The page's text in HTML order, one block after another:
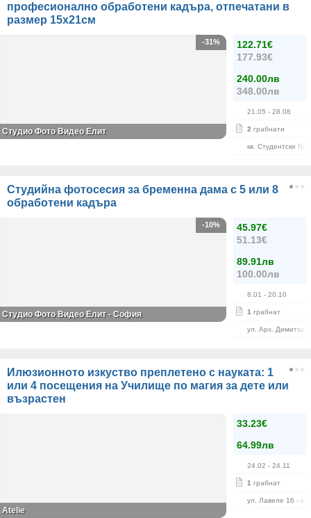
професионално обработени кадъра, отпечатани в
размер 15х21см
122.71€
177.93€
240.00лв
348.00лв
21.05 - 28.08
2 грабнати
кв. Студентски
-31%
Студио Фото Видео Елит
Студийна фотосесия за бременна дама с 5 или 8
обработени кадъра
45.97€
51.13€
89.91лв
100.00лв
8.01 - 20.10
1 грабнат
ул. Арх. Димитър
-10%
Студио Фото Видео Елит - София
Илюзионното изкуство преплетено с науката: 1
или 4 посещения на Училище по магия за дете или
възрастен
33.23€
64.99лв
24.02 - 24.11
1 грабнат
ул. Лавеле 16 - в
Atelie